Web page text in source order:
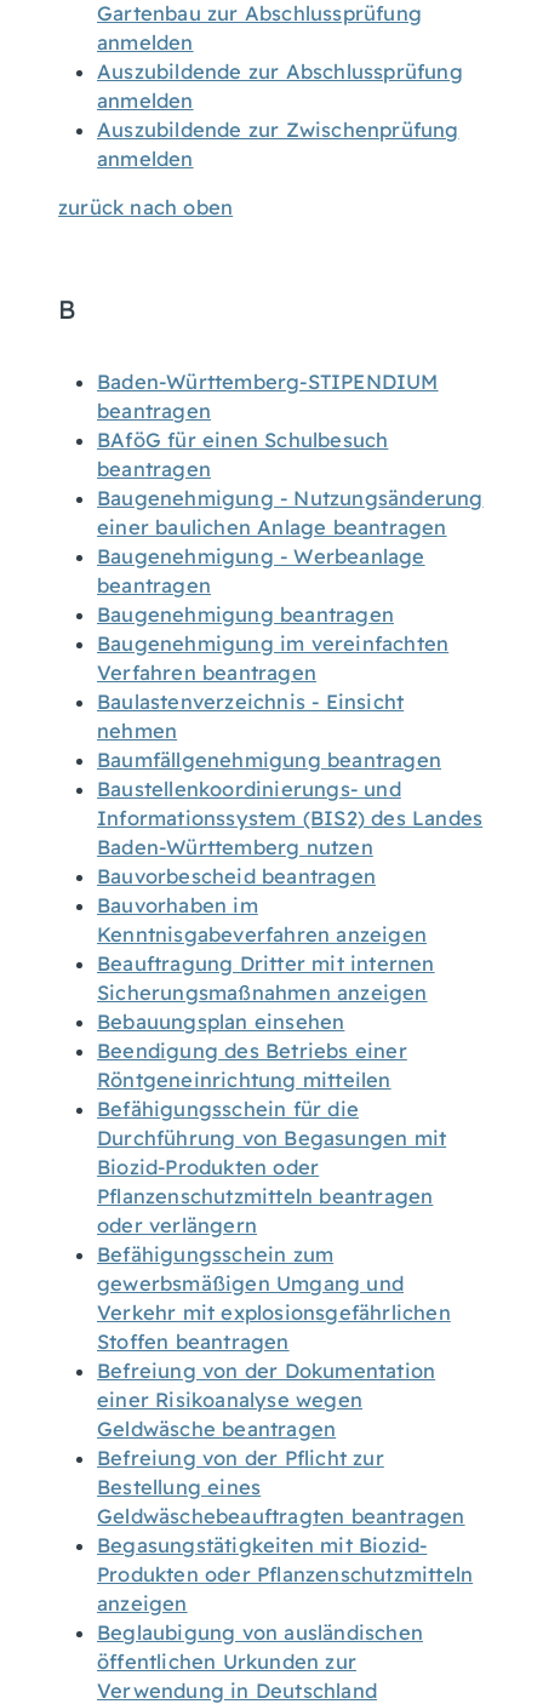
Gartenbau zur Abschlussprüfung
anmelden
Auszubildende zur Abschlussprüfung
anmelden
Auszubildende zur Zwischenprüfung
anmelden
zurück nach oben
B
Baden-Württemberg-STIPENDIUM
beantragen
BAföG für einen Schulbesuch
beantragen
Baugenehmigung - Nutzungsänderung
einer baulichen Anlage beantragen
Baugenehmigung - Werbeanlage
beantragen
Baugenehmigung beantragen
Baugenehmigung im vereinfachten
Verfahren beantragen
Baulastenverzeichnis - Einsicht
nehmen
Baumfällgenehmigung beantragen
Baustellenkoordinierungs- und
Informationssystem (BIS2) des Landes
Baden-Württemberg nutzen
Bauvorbescheid beantragen
Bauvorhaben im
Kenntnisgabeverfahren anzeigen
Beauftragung Dritter mit internen
Sicherungsmaßnahmen anzeigen
Bebauungsplan einsehen
Beendigung des Betriebs einer
Röntgeneinrichtung mitteilen
Befähigungsschein für die
Durchführung von Begasungen mit
Biozid-Produkten oder
Pflanzenschutzmitteln beantragen
oder verlängern
Befähigungsschein zum
gewerbsmäßigen Umgang und
Verkehr mit explosionsgefährlichen
Stoffen beantragen
Befreiung von der Dokumentation
einer Risikoanalyse wegen
Geldwäsche beantragen
Befreiung von der Pflicht zur
Bestellung eines
Geldwäschebeauftragten beantragen
Begasungstätigkeiten mit Biozid-
Produkten oder Pflanzenschutzmitteln
anzeigen
Beglaubigung von ausländischen
öffentlichen Urkunden zur
Verwendung in Deutschland